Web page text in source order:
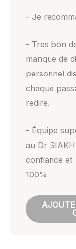
- Je
- Tres bon
manque de
personnel
chaque
redire.
- Équipe
au Dr
confiance et
100%